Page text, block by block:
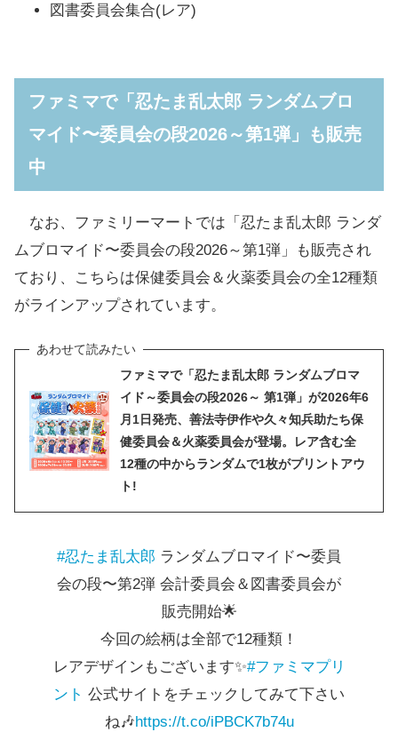
図書委員会集合(レア)
ファミマで「忍たま乱太郎 ランダムブロ
マイド〜委員会の段2026～第1弾」も販売
中
なお、ファミリーマートでは「忍たま乱太郎 ランダ
ムブロマイド〜委員会の段2026～第1弾」も販売され
ており、こちらは保健委員会＆火薬委員会の全12種類
がラインアップされています。
ファミマで「忍たま乱太郎 ランダムブロマ
イド～委員会の段2026～ 第1弾」が2026年6
月1日発売、善法寺伊作や久々知兵助たち保
健委員会＆火薬委員会が登場。レア含む全
12種の中からランダムで1枚がプリントアウ
ト!
#忍たま乱太郎 ランダムブロマイド〜委員
会の段〜第2弾 会計委員会＆図書委員会が
販売開始🌟
今回の絵柄は全部で12種類！
レアデザインもございます✨#ファミマプリ
ント 公式サイトをチェックしてみて下さい
ね🎶https://t.co/iPBCK7b74u